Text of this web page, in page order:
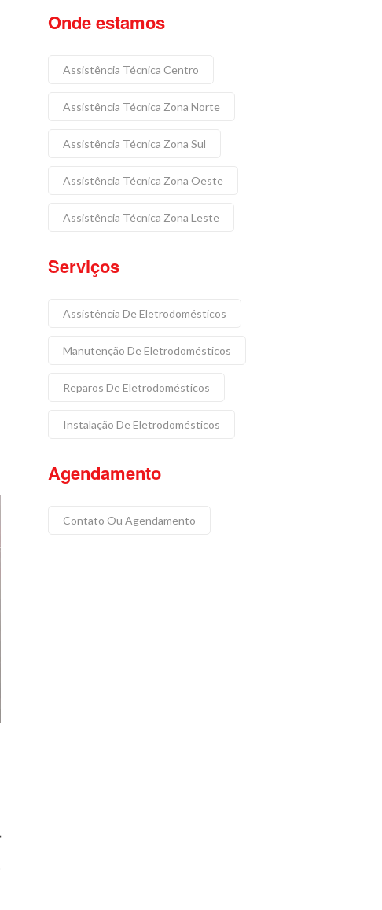
Onde estamos
Assistência Técnica Centro
Assistência Técnica Zona Norte
Assistência Técnica Zona Sul
Assistência Técnica Zona Oeste
Assistência Técnica Zona Leste
Serviços
Assistência De Eletrodomésticos
Manutenção De Eletrodomésticos
Reparos De Eletrodomésticos
Instalação De Eletrodomésticos
Agendamento
Contato Ou Agendamento